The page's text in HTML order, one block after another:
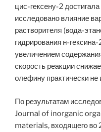
цис-гексену-2
исследовано влияние
растворителя (вода-
гидрирования н-
увеличением
скорость реакции
олефину практически не
По результатам
Journal of inorganic
materials, входящего во